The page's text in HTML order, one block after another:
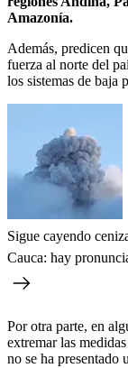
Amazonía.
Además, predicen
fuerza al norte del
los sistemas de baja
Sigue cayendo
Cauca: hay
Por otra parte, en
extremar las
no se ha presentado